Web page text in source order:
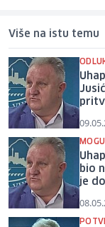
Više na istu temu
bio
je